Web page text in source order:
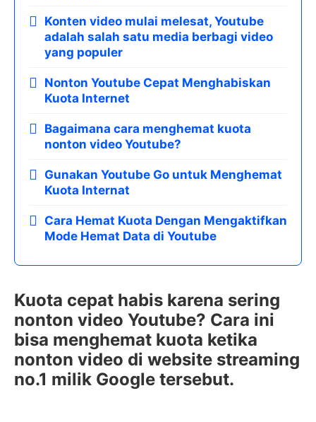
Konten video mulai melesat, Youtube
adalah salah satu media berbagi video
yang populer
Nonton Youtube Cepat Menghabiskan
Kuota Internet
Bagaimana cara menghemat kuota
nonton video Youtube?
Gunakan Youtube Go untuk Menghemat
Kuota Internat
Cara Hemat Kuota Dengan Mengaktifkan
Mode Hemat Data di Youtube
Kuota cepat habis karena sering
nonton video Youtube? Cara ini
bisa menghemat kuota ketika
nonton video di website streaming
no.1 milik Google tersebut.